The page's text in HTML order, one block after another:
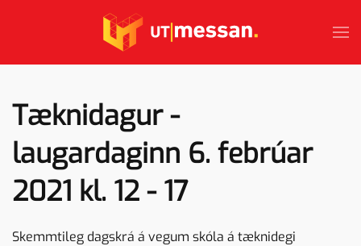
Skip to main content
Tæknidagur -
laugardaginn 6. febrúar
2021 kl. 12 - 17
Skemmtileg dagskrá á vegum skóla á tæknidegi